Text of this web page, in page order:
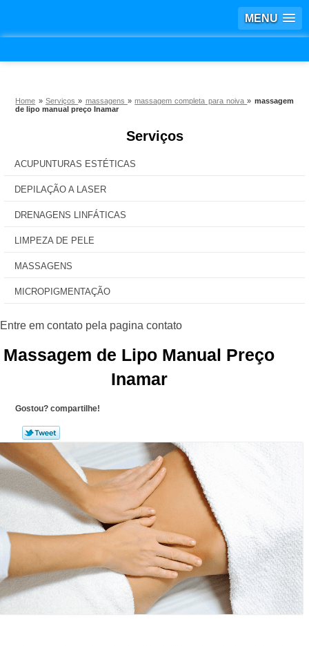
MENU
Home » Serviços» massagens »massagem completa para noiva» massagem
de lipo manual preço Inamar
Serviços
ACUPUNTURAS ESTÉTICAS
DEPILAÇÃO A LASER
DRENAGENS LINFÁTICAS
LIMPEZA DE PELE
MASSAGENS
MICROPIGMENTAÇÃO
Massagem de Lipo Manual Preço
Inamar
Gostou? compartilhe!